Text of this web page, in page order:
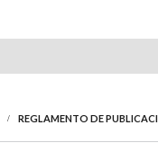
REGLAMENTO DE